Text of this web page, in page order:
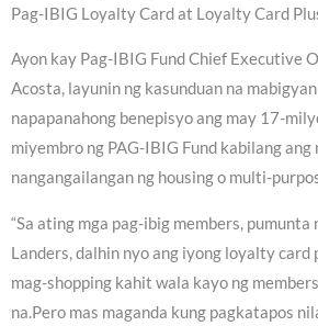
Pag-IBIG Loyalty Card at Loyalty Card
Ayon kay Pag-IBIG Fund Chief Executive
Acosta, layunin ng kasunduan na
napapanahong benepisyo ang may 17-
miyembro ng PAG-IBIG Fund kabilang ang
nangangailangan ng housing o multi-
“Sa ating mga pag-ibig members, pumunta
Landers, dalhin nyo ang iyong loyalty card
mag-shopping kahit wala kayo ng
na.Pero mas maganda kung pagkatapos